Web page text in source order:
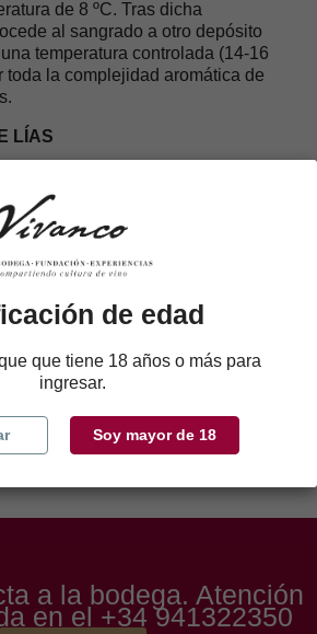
de 8 ºC. Tras dicha
al sangrado a otro depósito
temperatura controlada (14-16
toda la complejidad aromática de
LÍAS
de acero inoxidable sobre sus
tres meses. Esta crianza
cuerpo y grasa, convirtiéndolo
a regaliz rojo, frambuesas,
de un componente floral a rosas
acidez y un final afrutado y
a la bodega. Atención
en el +34 941322350
de edad
que tiene 18 años o más para
ingresar.
Soy mayor de 18